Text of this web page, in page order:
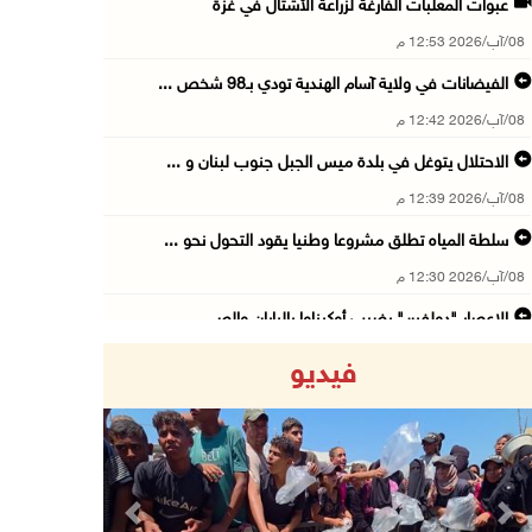
عبوات المعلبات الفارغة لزراعة الأشتال في غزة
08/آب/2026 12:53 م
الفيضانات في ولاية آسام الهندية تودي بـ98 شخص ...
08/آب/2026 12:42 م
الاحتلال يتوغل في بلدة ميس الجبل جنوب لبنان و ...
08/آب/2026 12:39 م
سلطة المياه تطلق مشروعا وطنيا يقود التحول نحو ...
08/آب/2026 12:30 م
الإعصار "دولفين" يضرب أوكيناوا باليابان والصي ...
08/آب/2026 11:44 ص
الاحتلال يواصل تجريف أراضٍ في سنجل شمال رام ...
08/آب/2026 11:35 ص
فيديو
Previous Next